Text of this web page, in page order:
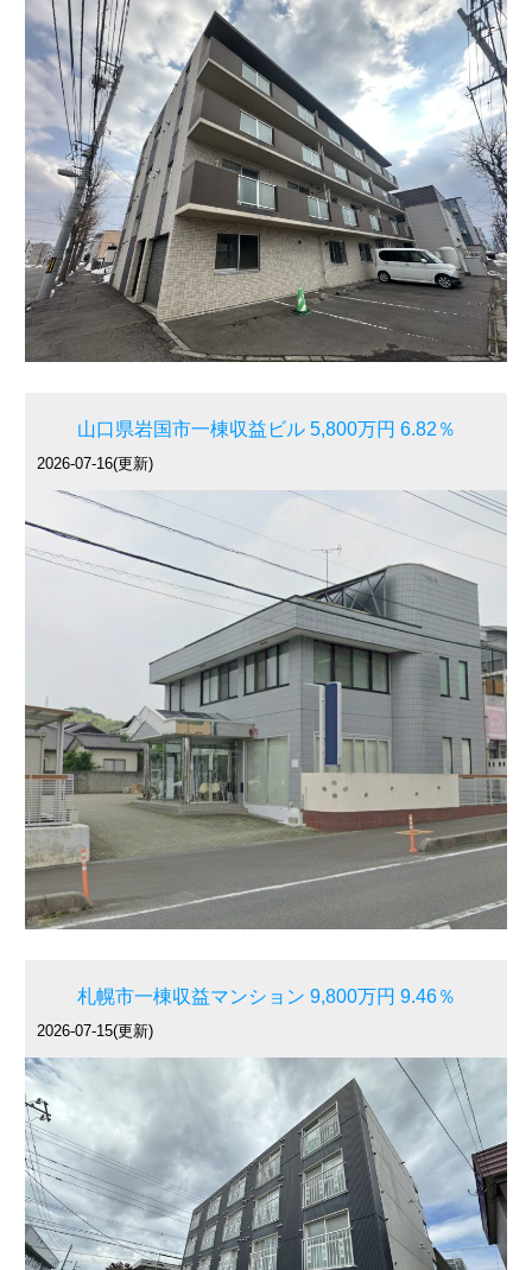
山口県岩国市一棟収益ビル 5,800万円 6.82％
2026-07-16(更新)
札幌市一棟収益マンション 9,800万円 9.46％
2026-07-15(更新)